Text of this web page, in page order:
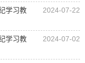
学习教
2024-07-22
学习教
2024-07-02